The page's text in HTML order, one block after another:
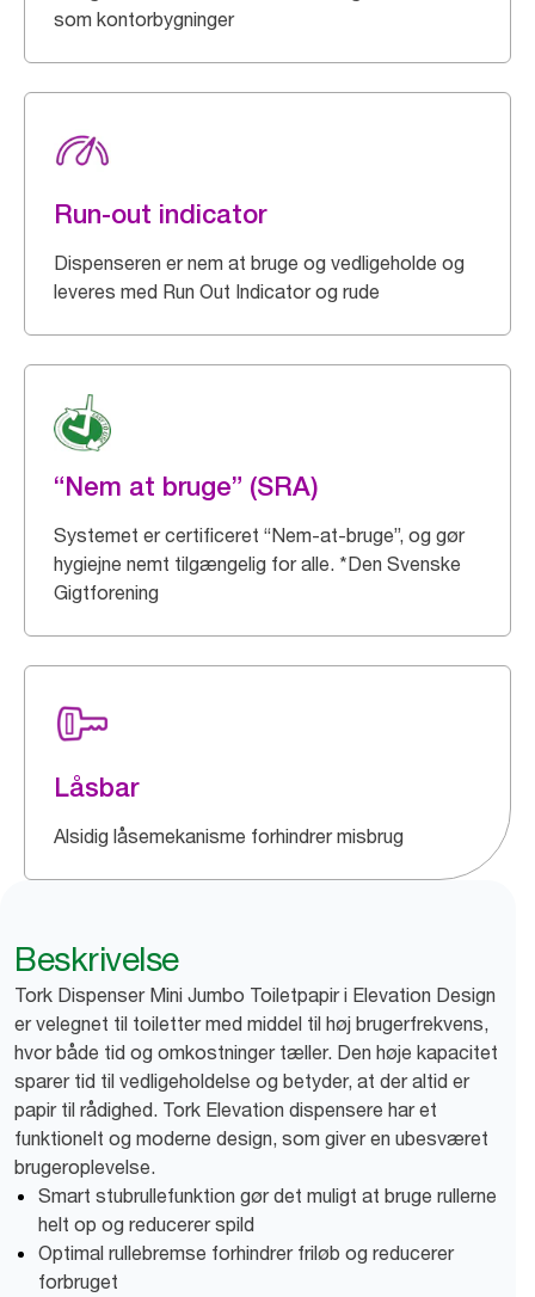
som kontorbygninger
Run-out indicator
Dispenseren er nem at bruge og vedligeholde og
leveres med Run Out Indicator og rude
“Nem at bruge” (SRA)
Systemet er certificeret “Nem-at-bruge”, og gør
hygiejne nemt tilgængelig for alle. *Den Svenske
Gigtforening
Låsbar
Alsidig låsemekanisme forhindrer misbrug
Beskrivelse
Tork Dispenser Mini Jumbo Toiletpapir i Elevation Design
er velegnet til toiletter med middel til høj brugerfrekvens,
hvor både tid og omkostninger tæller. Den høje kapacitet
sparer tid til vedligeholdelse og betyder, at der altid er
papir til rådighed. Tork Elevation dispensere har et
funktionelt og moderne design, som giver en ubesværet
brugeroplevelse.
Smart stubrullefunktion gør det muligt at bruge rullerne
helt op og reducerer spild
Optimal rullebremse forhindrer friløb og reducerer
forbruget